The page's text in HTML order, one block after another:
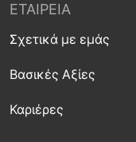
ΕΤΑΙΡΕΊΑ
Σχετικά με εμάς
Βασικές Αξίες
Καριέρες